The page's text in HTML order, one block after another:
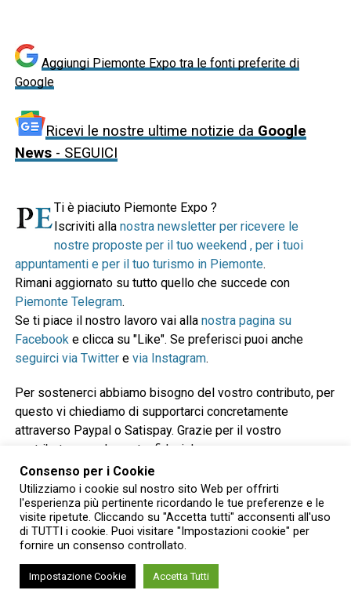
Aggiungi Piemonte Expo tra le fonti preferite di
Google
Ricevi le nostre ultime notizie da Google
News- SEGUICI
Ti è piaciuto Piemonte Expo ?
Iscriviti alla nostra newsletter per ricevere le
nostre proposte per il tuo weekend , per i tuoi
appuntamenti e per il tuo turismo in Piemonte.
Rimani aggiornato su tutto quello che succede con
Piemonte Telegram.
Se ti piace il nostro lavoro vai alla nostra pagina su
Facebooke clicca su "Like". Se preferisci puoi anche
seguirci via Twittere via Instagram.
Per sostenerci abbiamo bisogno del vostro contributo, per
questo vi chiediamo di supportarci concretamente
attraverso Paypal o Satispay. Grazie per il vostro
contributo e per la vostra fiducia!
Donazione con Paypal o carta di credito
Consenso per i Cookie
Utilizziamo i cookie sul nostro sito Web per offrirti
l'esperienza più pertinente ricordando le tue preferenze e le
visite ripetute. Cliccando su "Accetta tutti" acconsenti all'uso
di TUTTI i cookie. Puoi visitare "Impostazioni cookie" per
fornire un consenso controllato.
Impostazione Cookie Accetta Tutti